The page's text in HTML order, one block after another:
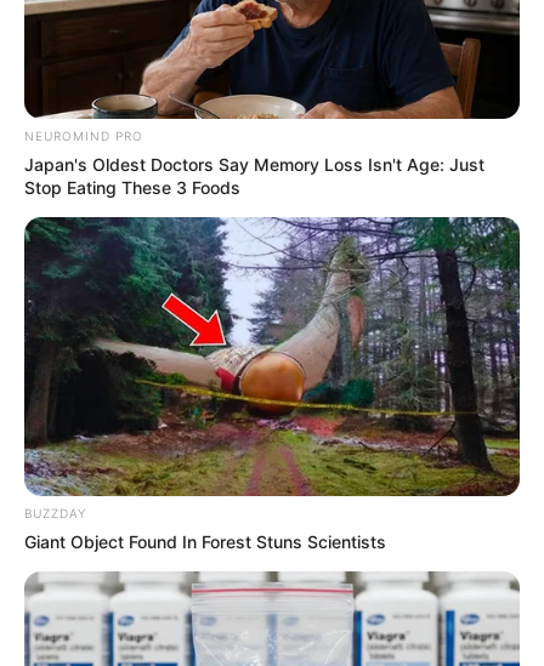
NEUROMIND PRO
Japan's Oldest Doctors Say Memory Loss Isn't Age: Just
Stop Eating These 3 Foods
BUZZDAY
Giant Object Found In Forest Stuns Scientists